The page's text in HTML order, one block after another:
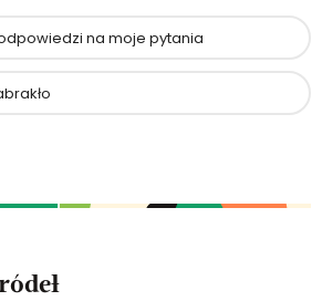
na moje pytania